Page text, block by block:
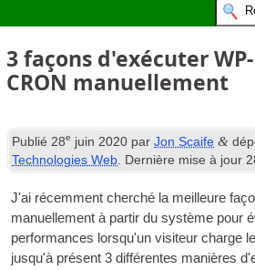
3 façons d'exécuter WP-
CRON manuellement
Publié28e juin 2020 parJon Scaife &
Technologies Web. Dernière mise à jour
J'ai récemment cherché la meilleure
manuellement à partir du système pour
performances lorsqu'un visiteur charge
jusqu'à présent 3 différentes manières